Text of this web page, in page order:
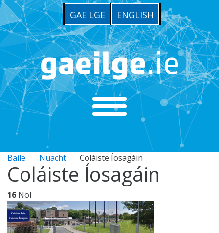
GAEILGE ENGLISH
Baile Nuacht Coláiste Íosagáin
Coláiste Íosagáin
16 Nol